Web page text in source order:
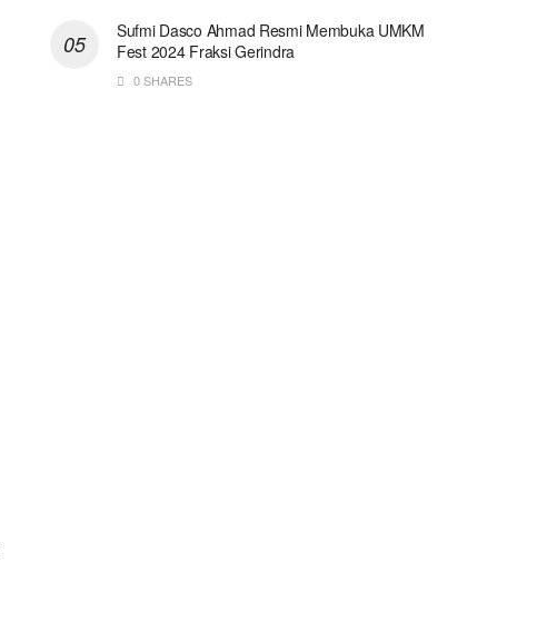
Sufmi Dasco Ahmad Resmi Membuka UMKM
Fest 2024 Fraksi Gerindra
0 SHARES